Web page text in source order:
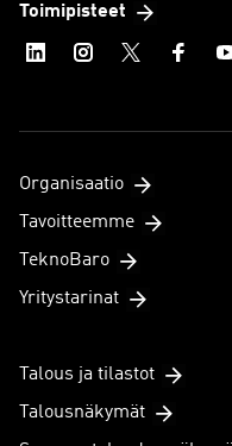
Toimipisteet
Organisaatio
Tavoitteemme
TeknoBaro
Yritystarinat
Talous ja tilastot
Talousnäkymät